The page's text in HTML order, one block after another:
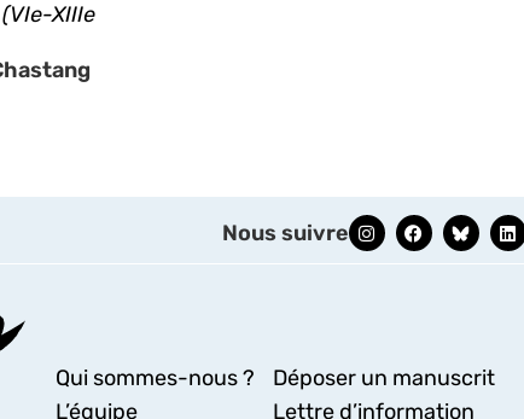
XIIIe
Nous suivre
Qui sommes-nous ?
L’équipe
Déposer un manuscrit
Lettre d’information